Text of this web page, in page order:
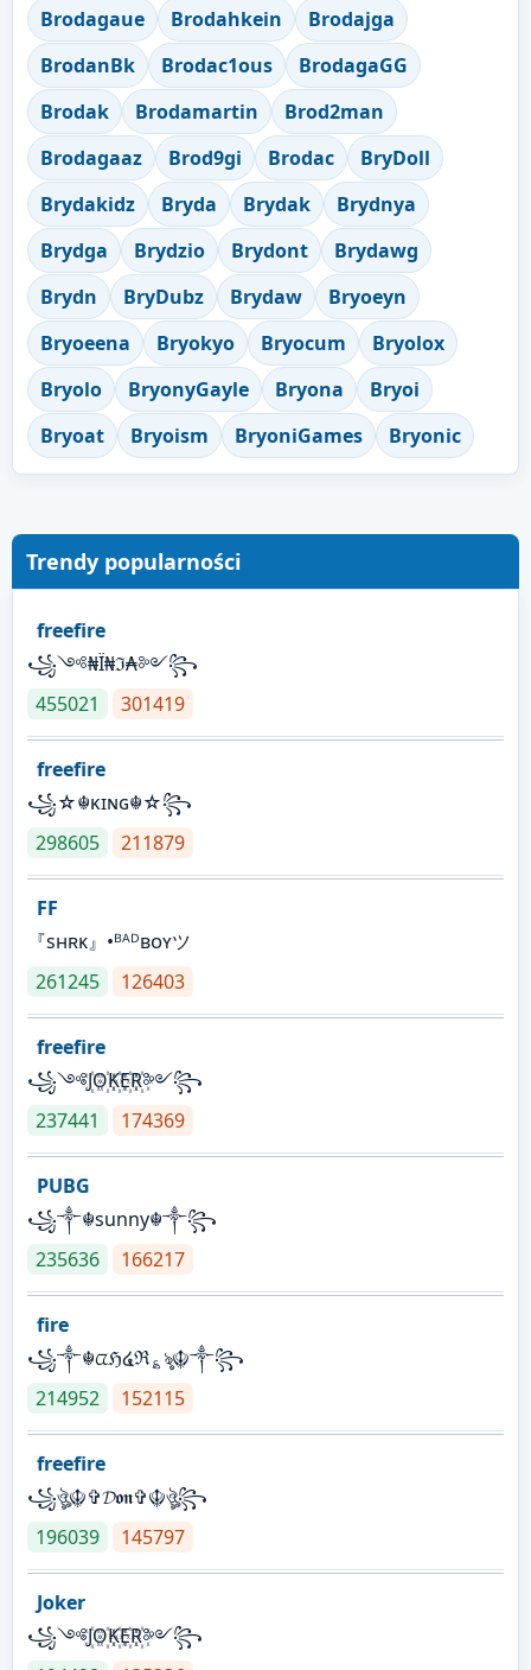
Brodagaue
Brodahkein
Brodajga
BrodanBk
Brodac1ous
BrodagaGG
Brodak
Brodamartin
Brod2man
Brodagaaz
Brod9gi Brodac
BryDoll
Brydakidz
Bryda Brydak
Brydnya
Brydga
Brydzio Brydont
Brydawg
Brydn
BryDubz Brydaw
Bryoeyn
Bryoeena
Bryokyo Bryocum
Bryolox
Bryolo
BryonyGayle Bryona
Bryoi
Bryoat
Bryoism BryoniGames Bryonic
Trendy popularności
freefire
꧁༺₦Ї₦ℑ₳༻꧂
455021
301419
freefire
꧁☆☬κɪɴɢ☬☆꧂
298605
211879
FF
『sʜʀᴋ』•ᴮᴬᴰʙᴏʏツ
261245
126403
freefire
꧁༺J꙰O꙰K꙰E꙰R꙰༻꧂
237441
174369
PUBG
꧁༒☬sunny☬༒꧂
235636
166217
fire
꧁༒☬ᤂℌ໔ℜ؏ৡ☬༒꧂
214952
152115
freefire
꧁ঔৣ☬✞𝓓𝖔𝖓✞☬ঔৣ꧂
196039
145797
Joker
꧁༺J꙰O꙰K꙰E꙰R꙰༻꧂